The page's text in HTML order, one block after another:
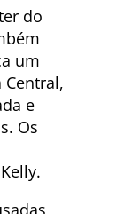
do
um
e
Os